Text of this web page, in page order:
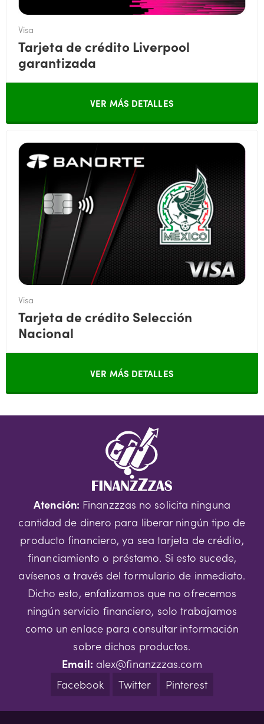
Visa
Tarjeta de crédito Liverpool
garantizada
VER MÁS DETALLES
Visa
Tarjeta de crédito Selección
Nacional
VER MÁS DETALLES
Atención: Finanzzzas no solicita ninguna
cantidad de dinero para liberar ningún tipo de
producto financiero, ya sea tarjeta de crédito,
financiamiento o préstamo. Si esto sucede,
avísenos a través del formulario de inmediato.
Dicho esto, enfatizamos que no ofrecemos
ningún servicio financiero, solo trabajamos
como un enlace para consultar información
sobre dichos productos.
Email: alex@finanzzzas.com
Facebook
Twitter Pinterest